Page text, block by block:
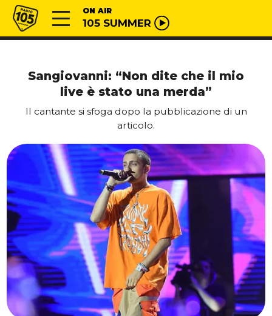
Vai al contenuto
Radio 105 ON AIR
105 SUMMER
Sangiovanni: “Non dite che il mio
live è stato una merda”
Il cantante si sfoga dopo la pubblicazione di un
articolo.